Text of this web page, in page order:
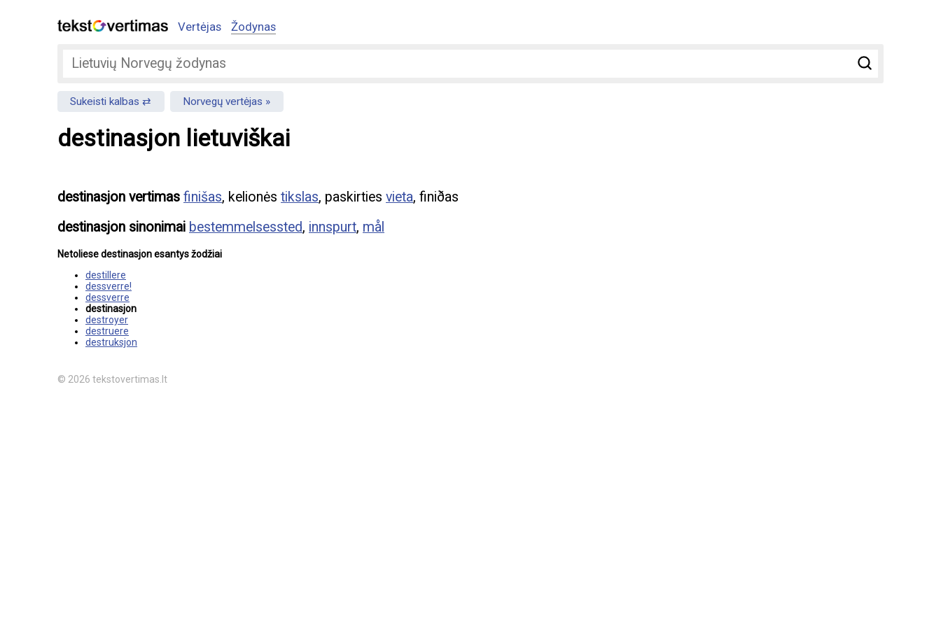
Vertėjas Žodynas
Sukeisti kalbas Norvegų vertėjas
destinasjon lietuviškai
destinasjon vertimas finišas, kelionės tikslas, paskirties vieta, finiðas
destinasjon sinonimai bestemmelsessted, innspurt, mål
Netoliese destinasjon esantys žodžiai
destillere
dessverre!
dessverre
destinasjon
destroyer
destruere
destruksjon
© 2026 tekstovertimas.lt